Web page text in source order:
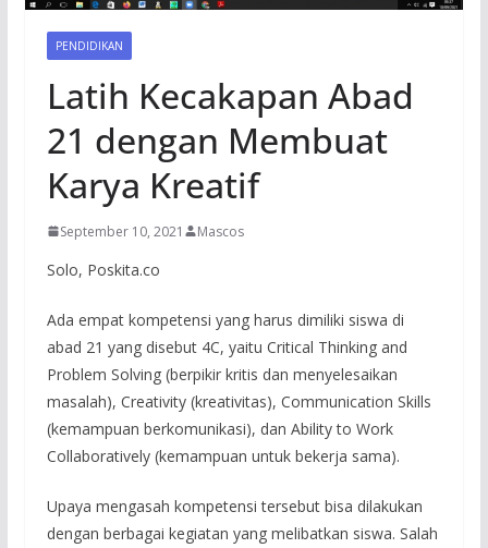
PENDIDIKAN
Latih Kecakapan Abad
21 dengan Membuat
Karya Kreatif
September 10, 2021 Mascos
Solo, Poskita.co
Ada empat kompetensi yang harus dimiliki siswa di
abad 21 yang disebut 4C, yaitu Critical Thinking and
Problem Solving (berpikir kritis dan menyelesaikan
masalah), Creativity (kreativitas), Communication Skills
(kemampuan berkomunikasi), dan Ability to Work
Collaboratively (kemampuan untuk bekerja sama).
Upaya mengasah kompetensi tersebut bisa dilakukan
dengan berbagai kegiatan yang melibatkan siswa. Salah